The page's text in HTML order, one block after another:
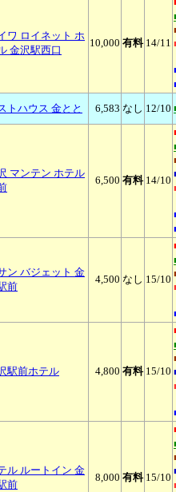
ワ ロイネット ホ
金沢駅西口
10,000 有料 14/11
トハウス 金とと 6,583 なし 12/10
マンテン ホテル
6,500 有料 14/10
ン バジェット 金
前
4,500 なし 15/10
駅前ホテル 4,800 有料 15/10
ル ルートイン 金
前
8,000 有料 15/10